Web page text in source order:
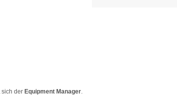
sich der Equipment Manager.